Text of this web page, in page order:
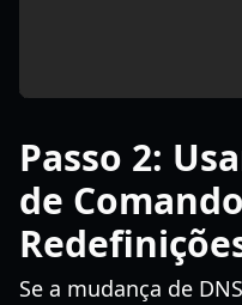
Passo 2:
de
Se a mudança de